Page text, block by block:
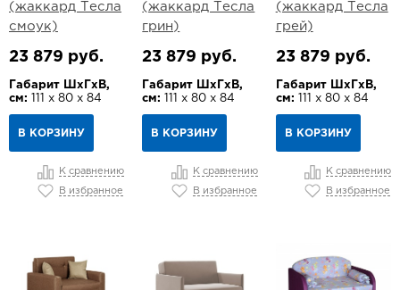
(жаккард Тесла
смоук)
23 879 руб.
Габарит ШхГхВ,
см: 111 х 80 х 84
В КОРЗИНУ
К сравнению
В избранное
(жаккард Тесла
грин)
23 879 руб.
Габарит ШхГхВ,
см:
111 х 80 х 84
В КОРЗИНУ
К сравнению
В избранное
(жаккард Тесла
грей)
23 879 руб.
Габарит ШхГхВ,
см: 111 х 80 х 84
В КОРЗИНУ
К сравнению
В избранное